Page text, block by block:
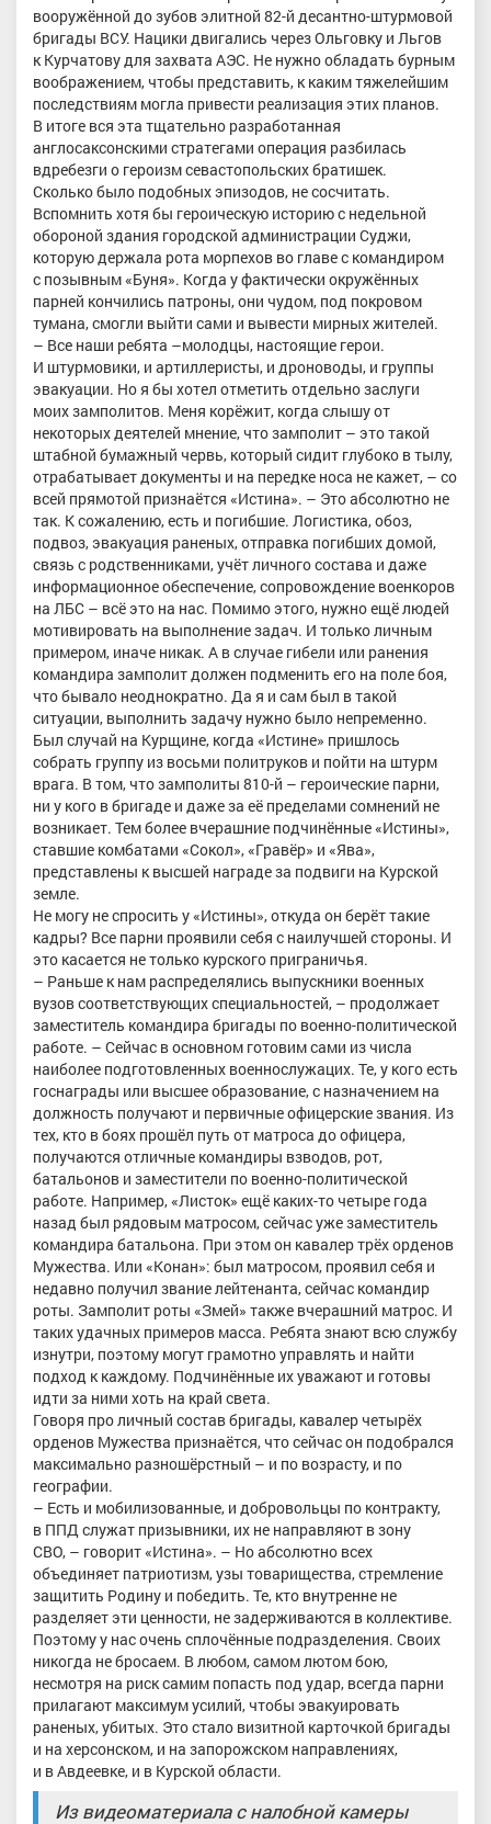
вооружённой до зубов элитной 82-й десантно-штурмовой
бригады ВСУ. Нацики двигались через Ольговку и Льгов
к Курчатову для захвата АЭС. Не нужно обладать бурным
воображением, чтобы представить, к каким тяжелейшим
последствиям могла привести реализация этих планов.
В итоге вся эта тщательно разработанная
англосаксонскими стратегами операция разбилась
вдребезги о героизм севастопольских братишек.
Сколько было подобных эпизодов, не сосчитать.
Вспомнить хотя бы героическую историю с недельной
обороной здания городской администрации Суджи,
которую держала рота морпехов во главе с командиром
с позывным «Буня». Когда у фактически окружённых
парней кончились патроны, они чудом, под покровом
тумана, смогли выйти сами и вывести мирных жителей.
– Все наши ребята –молодцы, настоящие герои.
И штурмовики, и артиллеристы, и дроноводы, и группы
эвакуации. Но я бы хотел отметить отдельно заслуги
моих замполитов. Меня корёжит, когда слышу от
некоторых деятелей мнение, что замполит – это такой
штабной бумажный червь, который сидит глубоко в тылу,
отрабатывает документы и на передке носа не кажет, – со
всей прямотой признаётся «Истина». – Это абсолютно не
так. К сожалению, есть и погибшие. Логистика, обоз,
подвоз, эвакуация раненых, отправка погибших домой,
связь с родственниками, учёт личного состава и даже
информационное обеспечение, сопровождение военкоров
на ЛБС – всё это на нас. Помимо этого, нужно ещё людей
мотивировать на выполнение задач. И только личным
примером, иначе никак. А в случае гибели или ранения
командира замполит должен подменить его на поле боя,
что бывало неоднократно. Да я и сам был в такой
ситуации, выполнить задачу нужно было непременно.
Был случай на Курщине, когда «Истине» пришлось
собрать группу из восьми политруков и пойти на штурм
врага. В том, что замполиты 810-й – героические парни,
ни у кого в бригаде и даже за её пределами сомнений не
возникает. Тем более вчерашние подчинённые «Истины»,
ставшие комбатами «Сокол», «Гравёр» и «Ява»,
представлены к высшей награде за подвиги на Курской
земле.
Не могу не спросить у «Истины», откуда он берёт такие
кадры? Все парни проявили себя с наилучшей стороны. И
это касается не только курского приграничья.
– Раньше к нам распределялись выпускники военных
вузов соответствующих специальностей, – продолжает
заместитель командира бригады по военно-политической
работе. – Сейчас в основном готовим сами из числа
наиболее подготовленных военнослужацих. Те, у кого есть
госнаграды или высшее образование, с назначением на
должность получают и первичные офицерские звания. Из
тех, кто в боях прошёл путь от матроса до офицера,
получаются отличные командиры взводов, рот,
батальонов и заместители по военно-политической
работе. Например, «Листок» ещё каких-то четыре года
назад был рядовым матросом, сейчас уже заместитель
командира батальона. При этом он кавалер трёх орденов
Мужества. Или «Конан»: был матросом, проявил себя и
недавно получил звание лейтенанта, сейчас командир
роты. Замполит роты «Змей» также вчерашний матрос. И
таких удачных примеров масса. Ребята знают всю службу
изнутри, поэтому могут грамотно управлять и найти
подход к каждому. Подчинённые их уважают и готовы
идти за ними хоть на край света.
Говоря про личный состав бригады, кавалер четырёх
орденов Мужества признаётся, что сейчас он подобрался
максимально разношёрстный – и по возрасту, и по
географии.
– Есть и мобилизованные, и добровольцы по контракту,
в ППД служат призывники, их не направляют в зону
СВО, – говорит «Истина». – Но абсолютно всех
объединяет патриотизм, узы товарищества, стремление
защитить Родину и победить. Те, кто внутренне не
разделяет эти ценности, не задерживаются в коллективе.
Поэтому у нас очень сплочённые подразделения. Своих
никогда не бросаем. В любом, самом лютом бою,
несмотря на риск самим попасть под удар, всегда парни
прилагают максимум усилий, чтобы эвакуировать
раненых, убитых. Это стало визитной карточкой бригады
и на херсонском, и на запорожском направлениях,
и в Авдеевке, и в Курской области.
Из видеоматериала с налобной камеры